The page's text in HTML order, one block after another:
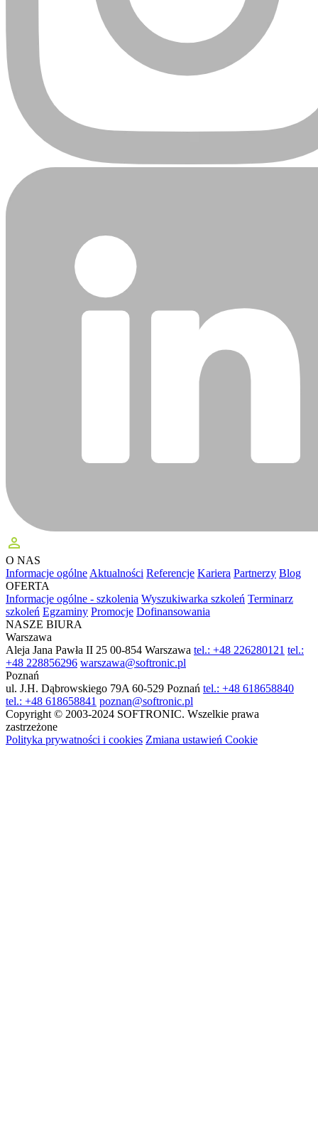
perm_identity
O NAS
Informacje ogólne Aktualności Referencje Kariera Partnerzy Blog
OFERTA
Informacje ogólne - szkolenia Wyszukiwarka szkoleń Terminarz
szkoleń Egzaminy Promocje Dofinansowania
NASZE BIURA
Warszawa
Aleja Jana Pawła II 25 00-854 Warszawa tel.: +48 226280121 tel.:
+48 228856296 warszawa@softronic.pl
Poznań
ul. J.H. Dąbrowskiego 79A 60-529 Poznań tel.: +48 618658840
tel.: +48 618658841 poznan@softronic.pl
Copyright © 2003-2024 SOFTRONIC. Wszelkie prawa
zastrzeżone
Polityka prywatności i cookies Zmiana ustawień Cookie